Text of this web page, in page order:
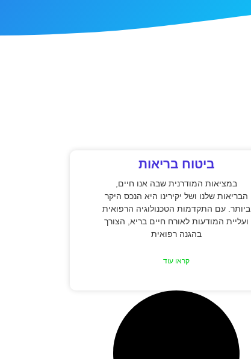
ביטוח בריאות
במציאות המודרנית שבה אנו חיים,
הבריאות שלנו ושל יקירינו היא הנכס היקר
ביותר. עם התקדמות הטכנולוגיה הרפואית
ועליית המודעות לאורח חיים בריא, הצורך
בהגנה רפואית
קראו עוד